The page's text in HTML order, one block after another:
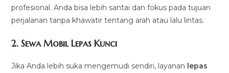
profesional. Anda bisa lebih santai dan fokus pada tujuan
perjalanan tanpa khawatir tentang arah atau lalu lintas.
2.Sewa Mobil Lepas Kunci
Jika Anda lebih suka mengemudi sendiri, layanan lepas